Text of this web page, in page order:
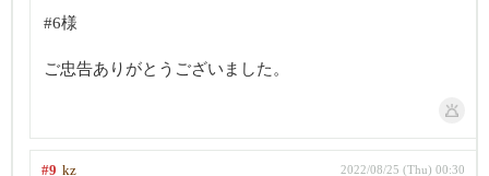
#6様
ご忠告ありがとうございました。
#9 kz 2022/08/25 (Thu) 00:30